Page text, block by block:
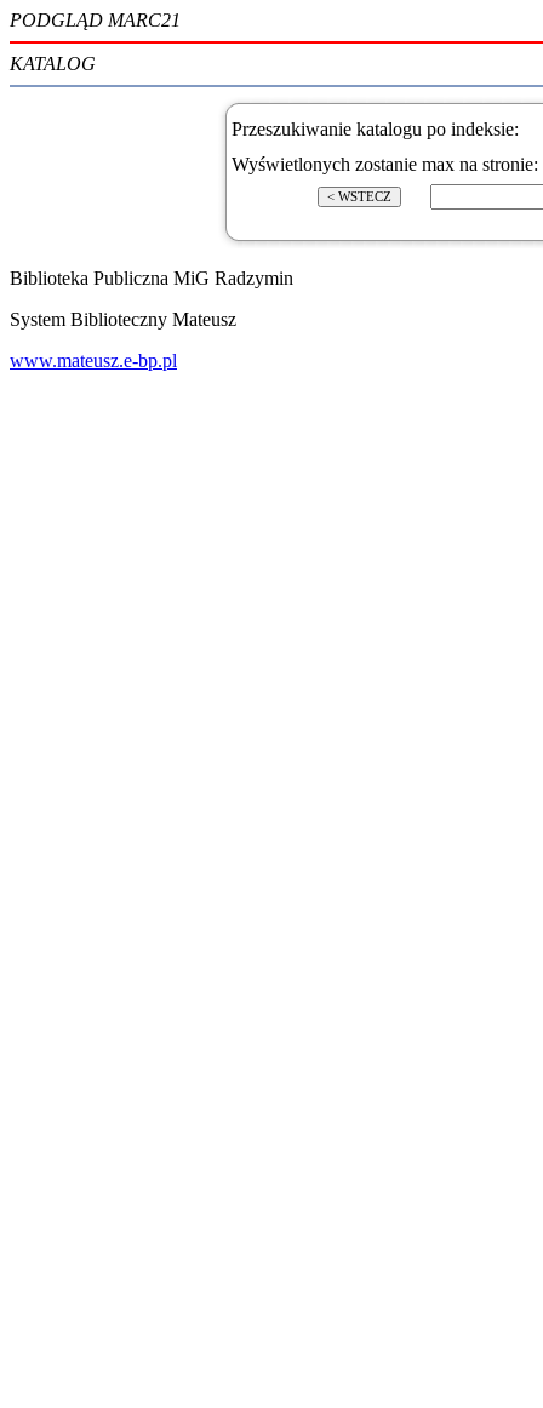
PODGLĄD MARC21
KATALOG
Przeszukiwanie katalogu po indeksie:
Wyświetlonych zostanie max na stronie:
Biblioteka Publiczna MiG Radzymin
System Biblioteczny Mateusz
www.mateusz.e-bp.pl